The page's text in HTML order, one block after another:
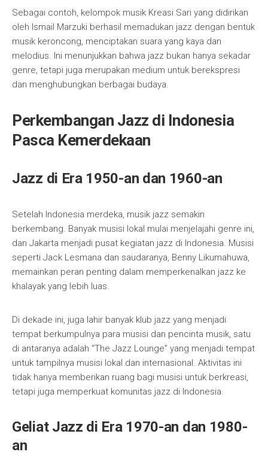
Sebagai contoh, kelompok musik Kreasi Sari yang didirikan
oleh Ismail Marzuki berhasil memadukan jazz dengan bentuk
musik keroncong, menciptakan suara yang kaya dan
melodius. Ini menunjukkan bahwa jazz bukan hanya sekadar
genre, tetapi juga merupakan medium untuk berekspresi
dan menghubungkan berbagai budaya.
Perkembangan Jazz di Indonesia
Pasca Kemerdekaan
Jazz di Era 1950-an dan 1960-an
Setelah Indonesia merdeka, musik jazz semakin
berkembang. Banyak musisi lokal mulai menjelajahi genre ini,
dan Jakarta menjadi pusat kegiatan jazz di Indonesia. Musisi
seperti Jack Lesmana dan saudaranya, Benny Likumahuwa,
memainkan peran penting dalam memperkenalkan jazz ke
khalayak yang lebih luas.
Di dekade ini, juga lahir banyak klub jazz yang menjadi
tempat berkumpulnya para musisi dan pencinta musik, satu
di antaranya adalah “The Jazz Lounge” yang menjadi tempat
untuk tampilnya musisi lokal dan internasional. Aktivitas ini
tidak hanya memberikan ruang bagi musisi untuk berkreasi,
tetapi juga memperkuat komunitas jazz di Indonesia.
Geliat Jazz di Era 1970-an dan 1980-
an